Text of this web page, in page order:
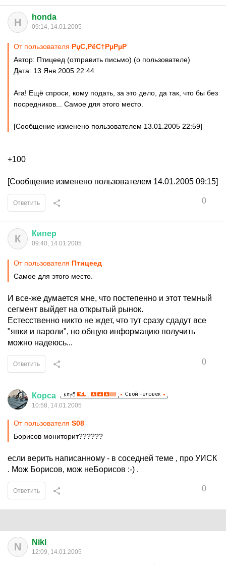
H honda
09:14, 14.01.2005
От пользователя РџС‚РёС†РµРµР­
Автор: Птицеед (отправить письмо) (о пользователе)
Дата: 13 Янв 2005 22:44
Ага! Ещё спроси, кому подать, за это дело, да так, что бы без
посредников... Самое для этого место.
[Сообщение изменено пользователем 13.01.2005 22:59]
+100
[Сообщение изменено пользователем 14.01.2005 09:15]
0
Ответить
К Кипер
09:40, 14.01.2005
От пользователя Птицеед
Самое для этого место.
И все-же думается мне, что постепенно и этот темный
сегмент выйдет на открытый рынок.
Естесственно никто не ждет, что тут сразу сдадут все
"явки и пароли", но общую информацию получить
можно надеюсь...
0
Ответить
Корса
10:58, 14.01.2005
От пользователя S08
Борисов мониторит??????
если верить написанному - в соседней теме , про УИСК
. Мож Борисов, мож неБорисов :-) .
0
Ответить
N Nikl
12:09, 14.01.2005